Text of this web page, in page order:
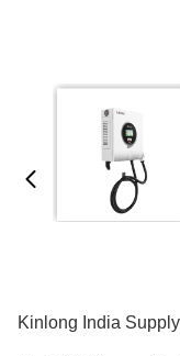
Kinlong India